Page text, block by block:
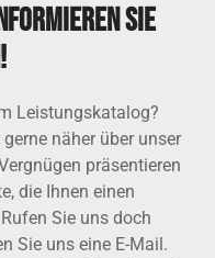
Sie
Leistungskatalog?
näher über unser
präsentieren
die Ihnen einen
Sie uns doch
Sie uns eine E-Mail.